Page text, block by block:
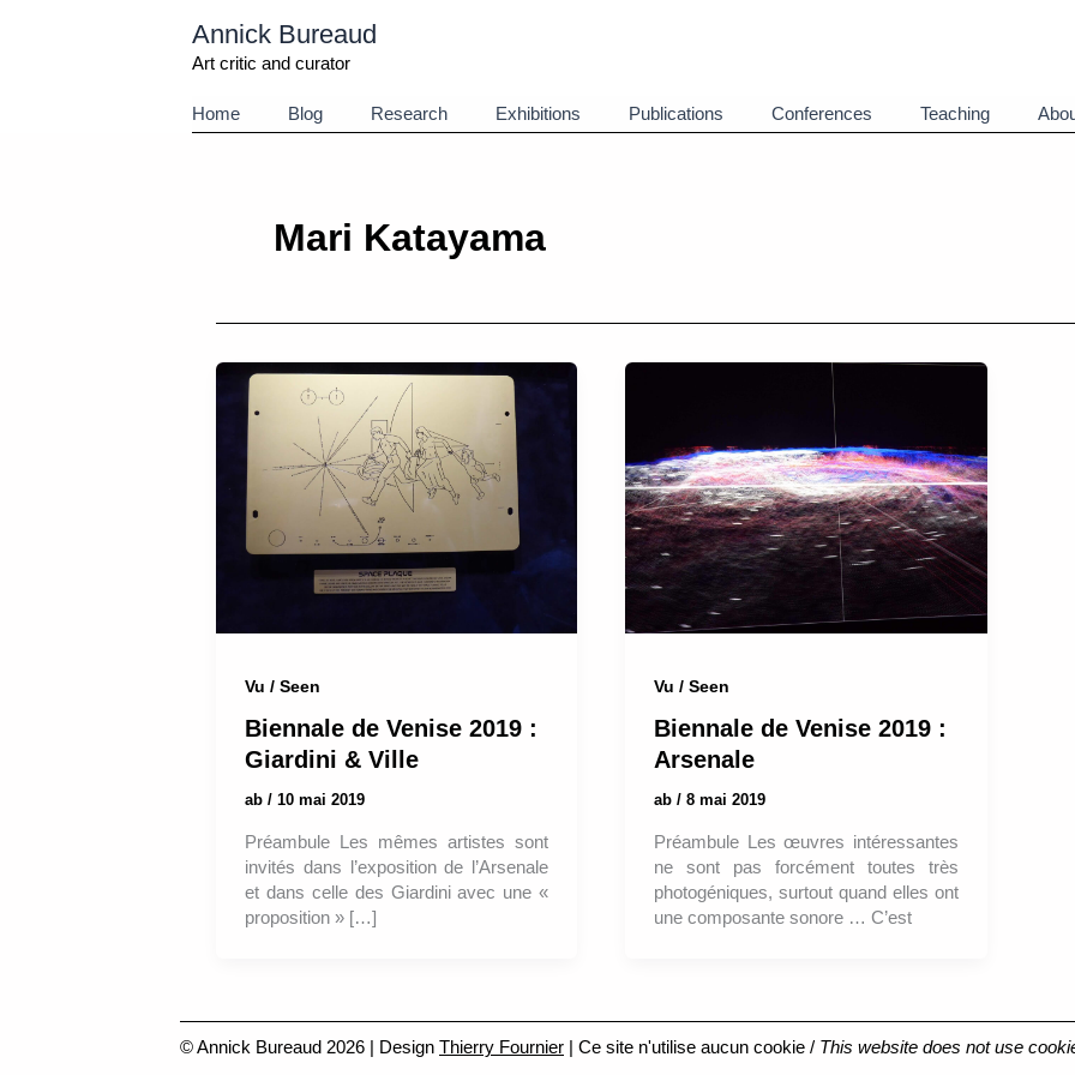
Annick Bureaud
Art critic and curator
Home Blog Research Exhibitions Publications Conferences Teaching
Mari Katayama
Vu / Seen
Biennale de Venise 2019 :
Giardini & Ville
ab / 10 mai 2019
Préambule Les mêmes artistes sont
invités dans l’exposition de l’Arsenale
et dans celle des Giardini avec une «
proposition » […]
Vu / Seen
Biennale de Venise 2019 :
Arsenale
ab/8 mai 2019
Préambule Les œuvres intéressantes
ne sont pas forcément toutes très
photogéniques, surtout quand elles ont
une composante sonore … C’est
© Annick Bureaud 2026 | Design Thierry Fournier | Ce site n'utilise aucun cookie / This website does not use